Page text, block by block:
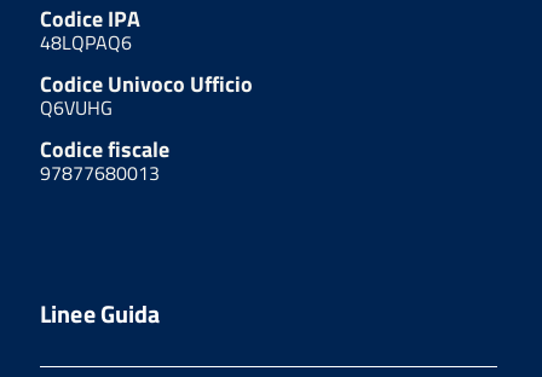
Codice IPA
48LQPAQ6
Codice Univoco Ufficio
Q6VUHG
Codice fiscale
97877680013
Linee Guida